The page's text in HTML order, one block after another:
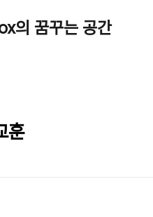
의 꿈꾸는 공간
훈